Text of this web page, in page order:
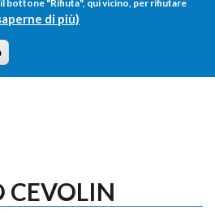
bottone "Rifiuta", qui vicino, per rifiutare
di più)
CEVOLIN